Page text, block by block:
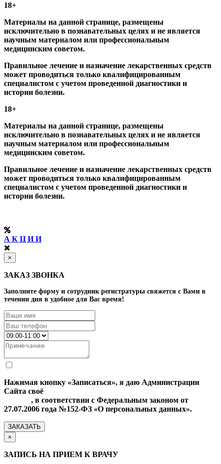
18+
Материалы на данной странице, размещены
исключительно в познавательных целях и не является
научным материалом или профессиональным
медицинским советом.
Правильное лечение и назначение лекарственных средств
может проводиться только квалифицированным
специалистом с учетом проведенной диагностики и
истории болезни.
18+
Материалы на данной странице, размещены
исключительно в познавательных целях и не является
научным материалом или профессиональным
медицинским советом.
Правильное лечение и назначение лекарственных средств
может проводиться только квалифицированным
специалистом с учетом проведенной диагностики и
истории болезни.
А К Ц И И
×
ЗАКАЗ ЗВОНКА
Заполните форму и сотрудник регистратуры свяжется с Вами в
течении дня в удобное для Вас время!
Нажимая кнопку «Записаться», я даю Администрации
Сайта своё
, в соответствии с Федеральным законом от
27.07.2006 года №152-ФЗ «О персональных данных».
ЗАКАЗАТЬ
×
ЗАПИСЬ НА ПРИЕМ К ВРАЧУ